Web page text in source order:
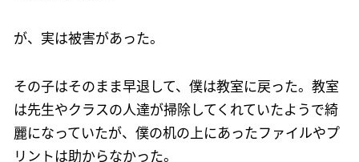
が、実は被害があった。
その子はそのまま早退して、僕は教室に戻った。教室
は先生やクラスの人達が掃除してくれていたようで綺
麗になっていたが、僕の机の上にあったファイルやプ
リントは助からなかった。